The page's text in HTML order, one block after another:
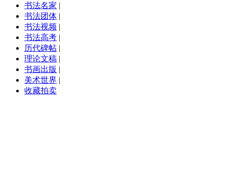
书法名家 |
书法团体 |
书法视频 |
书法高考 |
历代碑帖 |
理论文稿 |
书画出版 |
美术世界 |
收藏拍卖